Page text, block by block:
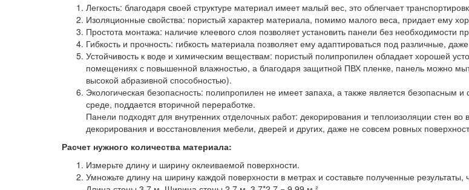
Легкость: благодаря своей структуре материал имеет малый вес, это облегчает
Изоляционные свойства: пористый характер материала, помимо малого веса, придает ему
Простота монтажа: наличие клеевого слоя позволяет установить панели без необходимости
Гибкость и прочность: гибкость материала позволяет ему адаптироваться под различные,
Устойчивость к воде и химическим веществам: пористый полипропилен обладает хорошей
помещениях с повышенной влажностью, а благодаря защитной ПВХ пленке, панель можно
высокой абразивной способностью).
Экологическая безопасность: полипропилен не имеет запаха, а также является
среде, поддается вторичной переработке.
Панели подходят для внутренних отделочных работ: декорирования и теплоизоляции стен
декорирования и восстановления мебели, дверей и других, даже не совсем ровных
Расчет нужного количества материала:
Измерьте длину и ширину оклеиваемой поверхности.
Умножьте длину на ширину каждой поверхности в метрах и составьте полученные